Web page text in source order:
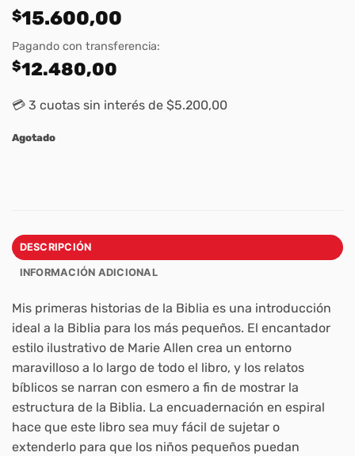
$15.600,00
Pagando con transferencia:
$12.480,00
💳 3 cuotas sin interés de $5.200,00
Agotado
DESCRIPCIÓN
INFORMACIÓN ADICIONAL
Mis primeras historias de la Biblia es una introducción
ideal a la Biblia para los más pequeños. El encantador
estilo ilustrativo de Marie Allen crea un entorno
maravilloso a lo largo de todo el libro, y los relatos
bíblicos se narran con esmero a fin de mostrar la
estructura de la Biblia. La encuadernación en espiral
hace que este libro sea muy fácil de sujetar o
extenderlo para que los niños pequeños puedan